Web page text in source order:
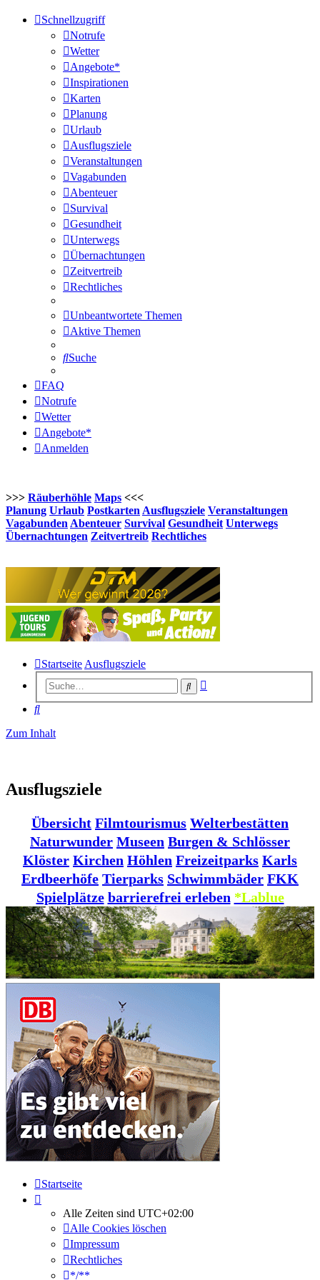
Schnellzugriff
Notrufe
Wetter
Angebote*
Inspirationen
Karten
Planung
Urlaub
Ausflugsziele
Veranstaltungen
Vagabunden
Abenteuer
Survival
Gesundheit
Unterwegs
Übernachtungen
Zeitvertreib
Rechtliches
Unbeantwortete Themen
Aktive Themen
Suche
FAQ
Notrufe
Wetter
Angebote*
Anmelden
>>> Räuberhöhle Maps <<<
Planung Urlaub Postkarten Ausflugsziele Veranstaltungen
Vagabunden Abenteuer Survival Gesundheit Unterwegs
Übernachtungen Zeitvertreib Rechtliches
Startseite Ausflugsziele
Suche
Suche
Zum Inhalt
Ausflugsziele
Übersicht Filmtourismus Welterbestätten
Naturwunder Museen Burgen & Schlösser
Klöster Kirchen Höhlen Freizeitparks Karls
Erdbeerhöfe Tierparks Schwimmbäder FKK
Spielplätze barrierefrei erleben *Lablue
Startseite
Alle Zeiten sind UTC+02:00
Alle Cookies löschen
Impressum
Rechtliches
*/**